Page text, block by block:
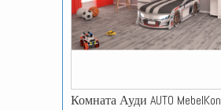
Комната Ауди AUTO MebelKon